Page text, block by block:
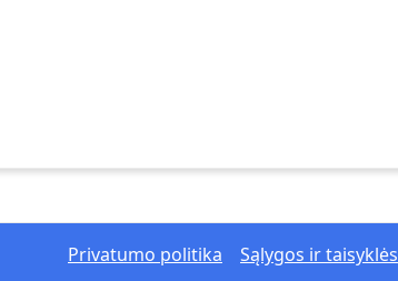
Privatumo politika Sąlygos ir taisyklės